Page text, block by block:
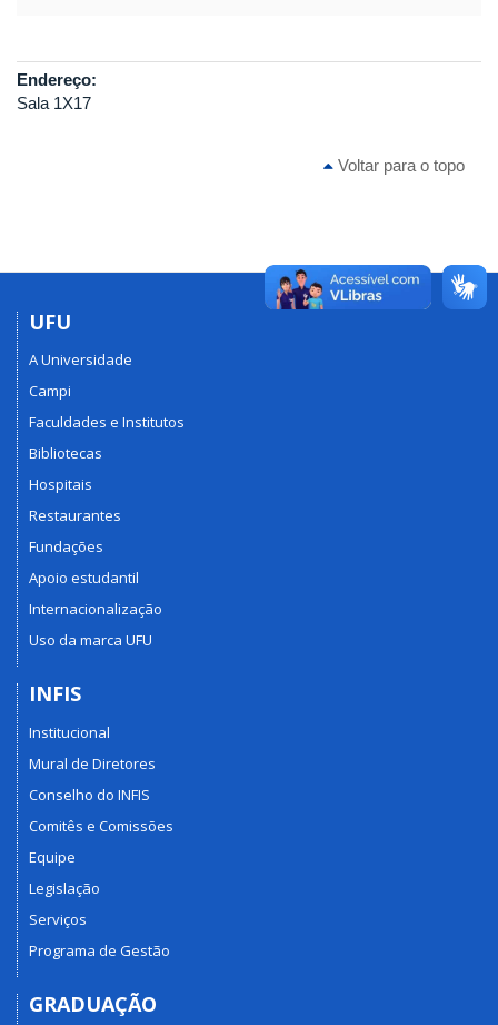
Endereço:
Sala 1X17
Voltar para o topo
UFU
A Universidade
Campi
Faculdades e Institutos
Bibliotecas
Hospitais
Restaurantes
Fundações
Apoio estudantil
Internacionalização
Uso da marca UFU
INFIS
Institucional
Mural de Diretores
Conselho do INFIS
Comitês e Comissões
Equipe
Legislação
Serviços
Programa de Gestão
GRADUAÇÃO